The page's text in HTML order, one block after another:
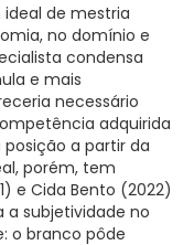
de mestria
no domínio e
condensa
e mais
necessário
adquirida
a partir da
porém, tem
e Cida Bento (2022)
a subjetividade no
o branco pôde